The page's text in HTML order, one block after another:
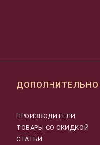
ДОПОЛНИТЕЛЬНО
ПРОИЗВОДИТЕЛИ
ТОВАРЫ СО СКИДКОЙ
СТАТЬИ